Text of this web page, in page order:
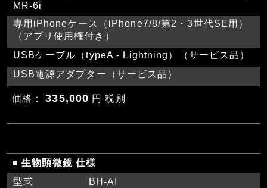
MR-6i
専用iPhoneケース（iPhone7/8/第2・3世代SE用）
（アプリ使用権付き）
USBケーブル（typeA - Lightning）（サービス品）
USB電源アダプター（サービス品）
価格： 335,000 円 税別
■ 生物顕微鏡 仕様
型式
BH-AI